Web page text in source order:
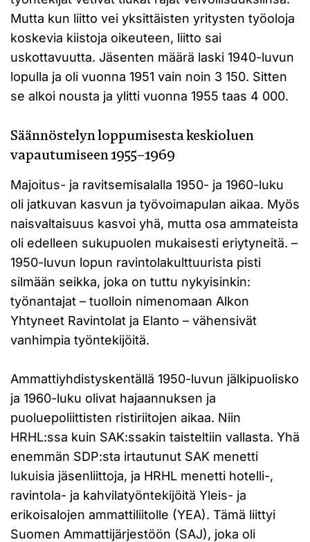
Mutta kun liitto vei yksittäisten yritysten työoloja
koskevia kiistoja oikeuteen, liitto sai
uskottavuutta. Jäsenten määrä laski 1940-luvun
lopulla ja oli vuonna 1951 vain noin 3 150. Sitten
se alkoi nousta ja ylitti vuonna 1955 taas 4 000.
Säännöstelyn loppumisesta keskioluen
vapautumiseen 1955–1969
Majoitus- ja ravitsemisalalla 1950- ja 1960-luku
oli jatkuvan kasvun ja työvoimapulan aikaa. Myös
naisvaltaisuus kasvoi yhä, mutta osa ammateista
oli edelleen sukupuolen mukaisesti eriytyneitä. –
1950-luvun lopun ravintolakulttuurista pisti
silmään seikka, joka on tuttu nykyisinkin:
työnantajat – tuolloin nimenomaan Alkon
Yhtyneet Ravintolat ja Elanto – vähensivät
vanhimpia työntekijöitä.
Ammattiyhdistyskentällä 1950-luvun jälkipuolisko
ja 1960-luku olivat hajaannuksen ja
puoluepoliittisten ristiriitojen aikaa. Niin
HRHL:ssa kuin SAK:ssakin taisteltiin vallasta. Yhä
enemmän SDP:sta irtautunut SAK menetti
lukuisia jäsenliittoja, ja HRHL menetti hotelli-,
ravintola- ja kahvilatyöntekijöitä Yleis- ja
erikoisalojen ammattiliitolle (YEA). Tämä liittyi
Suomen Ammattijärjestöön (SAJ), joka oli